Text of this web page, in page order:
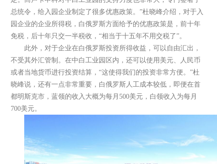
总统令，给入园企业制定了很多优惠政策。”杜晓峰介绍，对于入
园企业的企业所得税，白俄罗斯方面给予的优惠政策是，前十年
免税，后十年只交一半税收，“相当于十五年不用交税了”。
此外，对于企业在白俄罗斯投资所得收益，可以自由汇出，
不受其外汇管制。在中白工业园区内，还可以使用美元、人民币
或者当地货币进行投资结算，“这使得我们的投资非常方便。”杜
晓峰说，还有一点非常重要，白俄罗斯人工成本较低，即便在首
都明斯克市，蓝领的收入大概为每月500美元，白领收入为每月
700美元。